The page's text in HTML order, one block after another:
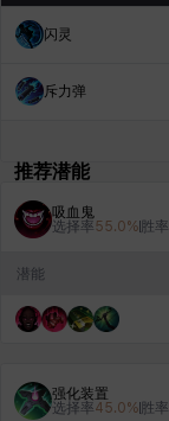
西尔维娅
雷妮 马库斯
闪灵
斥力弹
推荐潜能
吸血鬼
选择率 55.0% 胜率
潜能
强化装置
选择率45.0% 胜率